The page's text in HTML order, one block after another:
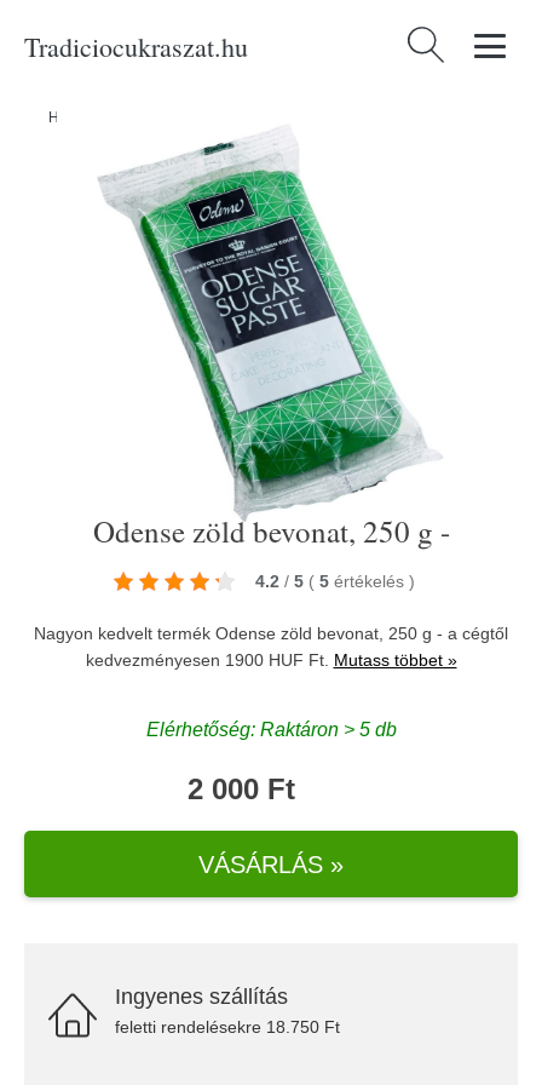
Tradiciocukraszat.hu Keresés:
Home
Odense zöld bevonat, 250 g -
4.2 / 5 ( 5 értékelés )
Nagyon kedvelt termék Odense zöld bevonat, 250 g - a cégtől
kedvezményesen 1900 HUF Ft. Mutass többet »
Elérhetőség: Raktáron > 5 db
2 000 Ft
VÁSÁRLÁS »
Ingyenes szállítás
feletti rendelésekre 18.750 Ft